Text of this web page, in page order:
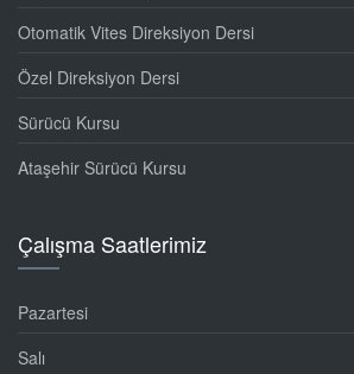
Otomatik Vites Direksiyon Dersi
Özel Direksiyon Dersi
Sürücü Kursu
Ataşehir Sürücü Kursu
Çalışma Saatlerimiz
Pazartesi
Salı